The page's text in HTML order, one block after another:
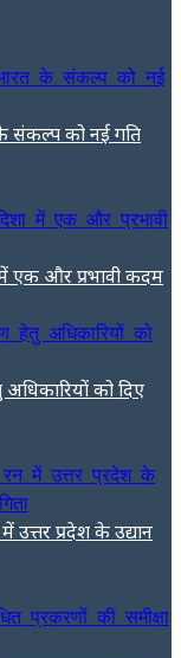
संकल्प को नई गति
एक और प्रभावी कदम
को दिए
प्रदेश के उद्यान